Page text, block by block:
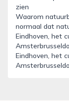
zien
Waarom
normaal dat
Eindhoven, het
Eindhoven, het